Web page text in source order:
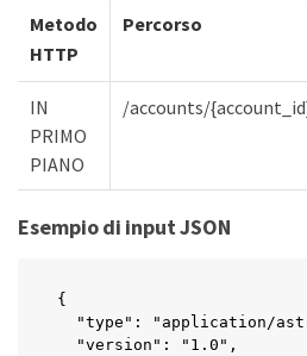
Metodo
HTTP
Percorso
IN
PRIMO
PIANO
/accounts/
Esempio di input JSON
{
"type": "application/
  "version": "1.0",